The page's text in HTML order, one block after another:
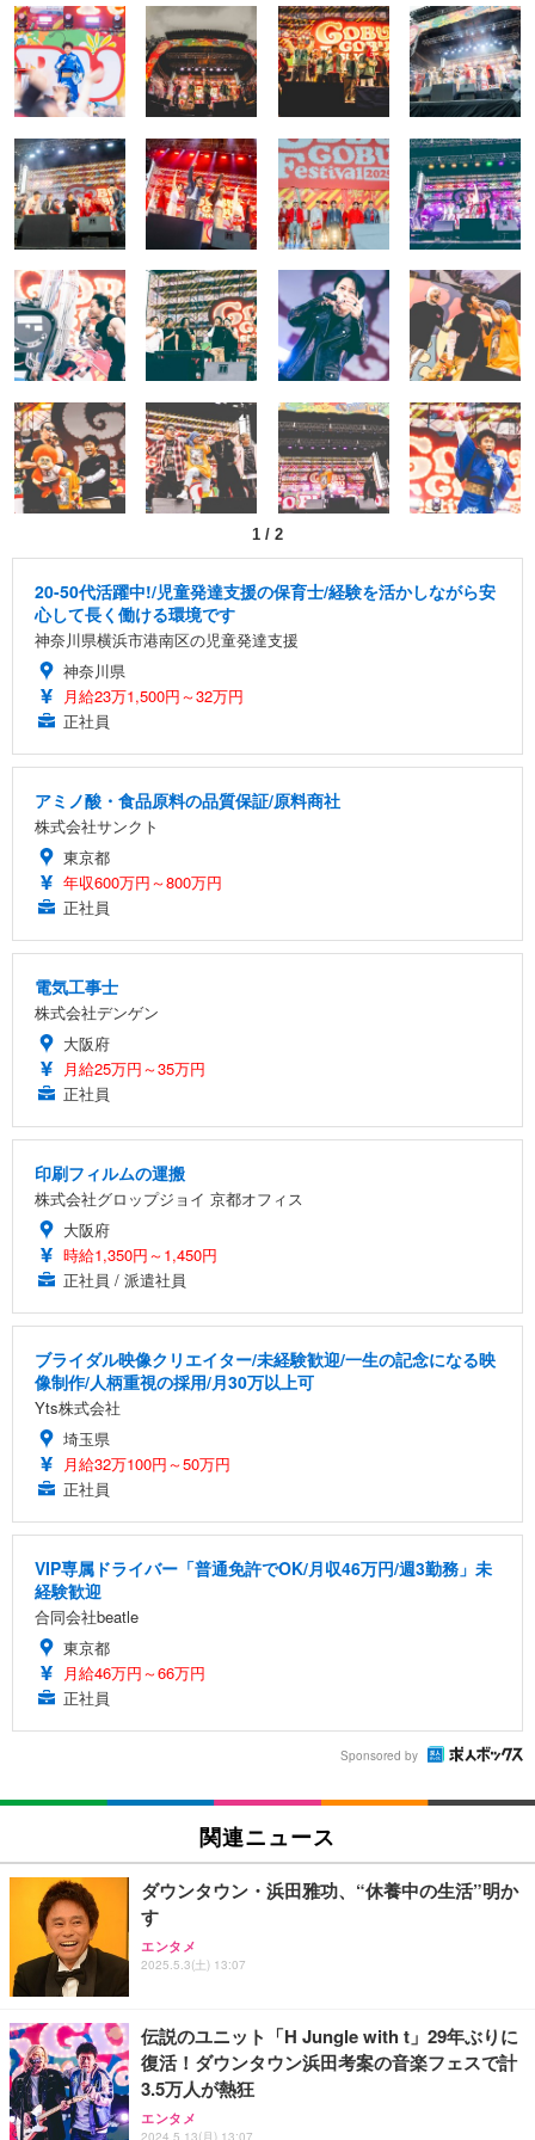
1 / 2
20-50代活躍中!/児童発達支援の保育士/経験を活かしながら安
心して長く働ける環境です
神奈川県横浜市港南区の児童発達支援
神奈川県
月給23万1,500円～32万円
正社員
アミノ酸・食品原料の品質保証/原料商社
株式会社サンクト
東京都
年収600万円～800万円
正社員
電気工事士
株式会社デンゲン
大阪府
月給25万円～35万円
正社員
印刷フィルムの運搬
株式会社グロップジョイ 京都オフィス
大阪府
時給1,350円～1,450円
正社員 / 派遣社員
ブライダル映像クリエイター/未経験歓迎/一生の記念になる映
像制作/人柄重視の採用/月30万以上可
Yts株式会社
埼玉県
月給32万100円～50万円
正社員
VIP専属ドライバー「普通免許でOK/月収46万円/週3勤務」未
経験歓迎
合同会社beatle
東京都
月給46万円～66万円
正社員
Sponsored by
関連ニュース
ダウンタウン・浜田雅功、“休養中の生活”明か
す
エンタメ
2025.5.3(土) 13:07
伝説のユニット「H Jungle with t」29年ぶりに
復活！ダウンタウン浜田考案の音楽フェスで計
3.5万人が熱狂
エンタメ
2024.5.13(月) 13:07